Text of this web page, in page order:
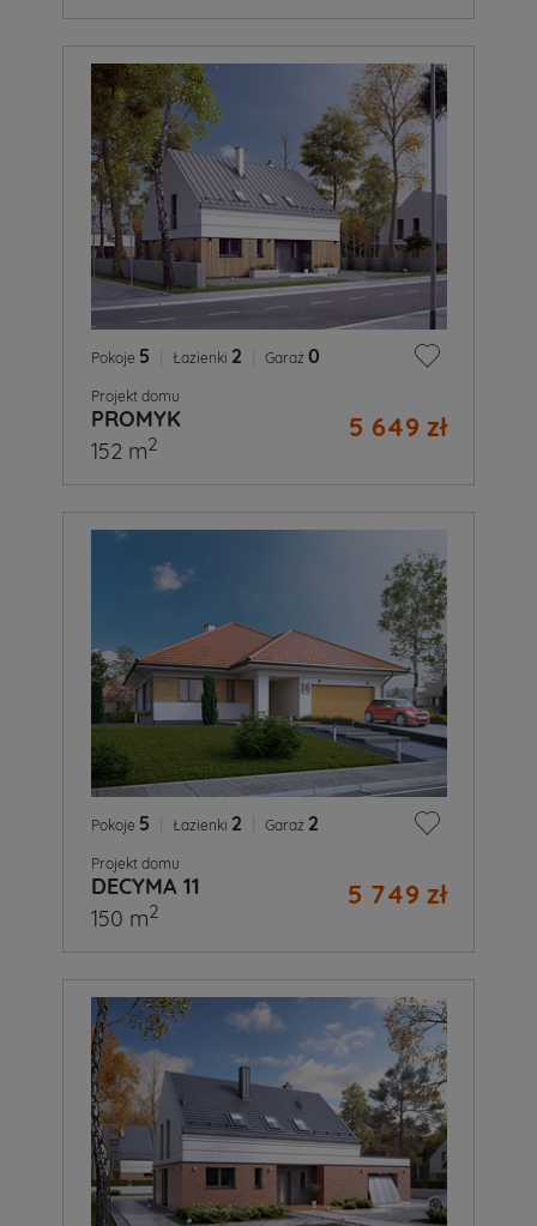
Pokoje 5 Łazienki 2 Garaż 0
Projekt domu
PROMYK 5 649 zł
152 m2
Pokoje 5 Łazienki 2 Garaż 2
Projekt domu
DECYMA 11 5 749 zł
150 m2